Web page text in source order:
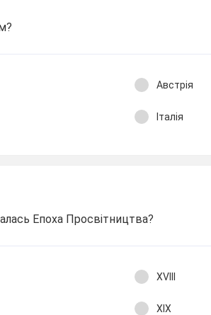
Австрія
Італія
Епоха Просвітництва?
XVIII
XIX